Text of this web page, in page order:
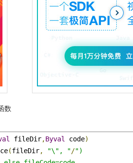
数
fileDir,Byval code)
(fileDir, "\", "/")